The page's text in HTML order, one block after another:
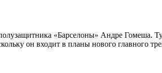
«Барселоны» Андре Гомеша.
он входит в планы нового